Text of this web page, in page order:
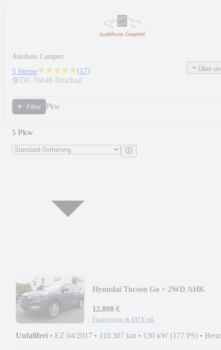
Autohaus Lampert
5 Sterne (17)
DE-76646 Bruchsal
Über
Filter Pkw
5 Pkw
Hyundai Tucson Go + 2WD AHK
12.898 €
Finanzierung ab 137 € mtl.
Unfallfrei • EZ 04/2017 • 110.307 km • 130 kW (177 PS) •